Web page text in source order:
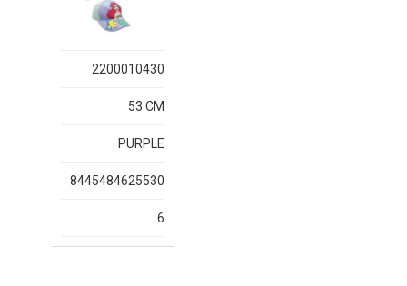
2200010430
53 CM
PURPLE
8445484625530
6